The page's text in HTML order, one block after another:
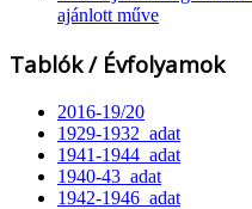
ajánlott műve
Tablók / Évfolyamok
2016-19/20
1929-1932_adat
1941-1944_adat
1940-43_adat
1942-1946_adat